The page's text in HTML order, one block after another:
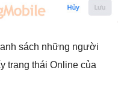
sách những người
trạng thái Online của